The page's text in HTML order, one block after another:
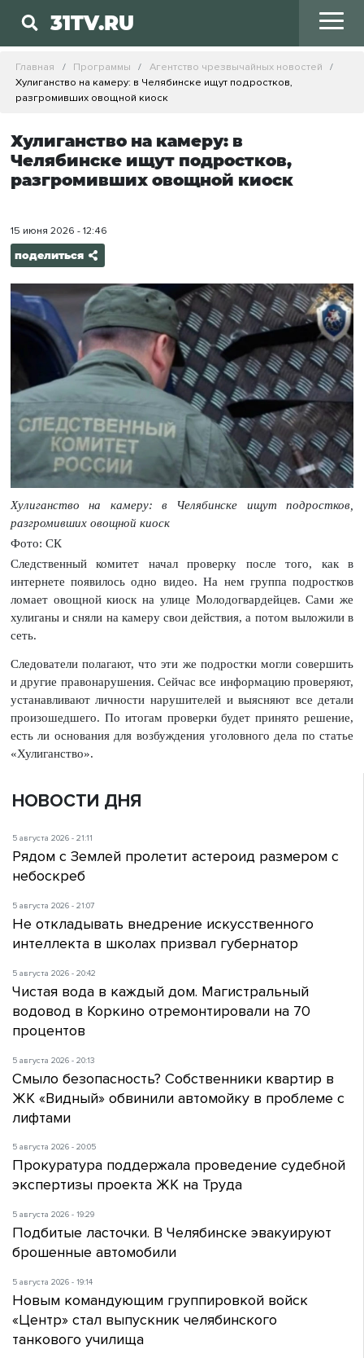
31TV.RU
Главная Программы
Агентство чрезвычайных новостей
Хулиганство на камеру: в Челябинске ищут подростков,
разгромивших овощной киоск
Хулиганство на камеру: в
Челябинске ищут подростков,
разгромивших овощной киоск
15 июня 2026 - 12:46
поделиться
Хулиганство на камеру: в Челябинске ищут подростков,
разгромивших овощной киоск
Фото: СК
Следственный комитет начал проверку после того, как в
интернете появилось одно видео. На нем группа подростков
ломает овощной киоск на улице Молодогвардейцев. Сами же
хулиганы и сняли на камеру свои действия, а потом выложили в
сеть.
Следователи полагают, что эти же подростки могли совершить
и другие правонарушения. Сейчас все информацию проверяют,
устанавливают личности нарушителей и выясняют все детали
произошедшего. По итогам проверки будет принято решение,
есть ли основания для возбуждения уголовного дела по статье
«Хулиганство».
НОВОСТИ ДНЯ
5 августа 2026 - 21:11
Рядом с Землей пролетит астероид размером с
небоскреб
5 августа 2026 - 21:07
Не откладывать внедрение искусственного
интеллекта в школах призвал губернатор
5 августа 2026 - 20:42
Чистая вода в каждый дом. Магистральный
водовод в Коркино отремонтировали на 70
процентов
5 августа 2026 - 20:13
Смыло безопасность? Собственники квартир в
ЖК «Видный» обвинили автомойку в проблеме с
лифтами
5 августа 2026 - 20:05
Прокуратура поддержала проведение судебной
экспертизы проекта ЖК на Труда
5 августа 2026 - 19:29
Подбитые ласточки. В Челябинске эвакуируют
брошенные автомобили
5 августа 2026 - 19:14
Новым командующим группировкой войск
«Центр» стал выпускник челябинского
танкового училища